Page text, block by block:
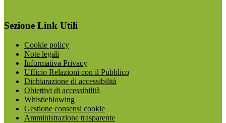
Sezione Link Utili
Cookie policy
Note legali
Informativa Privacy
Ufficio Relazioni con il Pubblico
Dichiarazione di accessibilità
Obiettivi di accessibilità
Whistleblowing
Gestione consensi cookie
Amministrazione trasparente